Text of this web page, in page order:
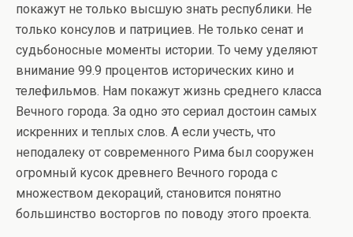
покажут не только высшую знать республики. Не
только консулов и патрициев. Не только сенат и
судьбоносные моменты истории. То чему уделяют
внимание 99.9 процентов исторических кино и
телефильмов. Нам покажут жизнь среднего класса
Вечного города. За одно это сериал достоин самых
искренних и теплых слов. А если учесть, что
неподалеку от современного Рима был сооружен
огромный кусок древнего Вечного города с
множеством декораций, становится понятно
большинство восторгов по поводу этого проекта.